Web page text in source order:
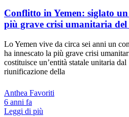
Conflitto in Yemen: siglato
più grave crisi umanitaria del
Lo Yemen vive da circa sei anni un
ha innescato la più grave crisi
costituisce un’entità statale unitaria
riunificazione della
Anthea Favoriti
6 anni fa
Leggi di più